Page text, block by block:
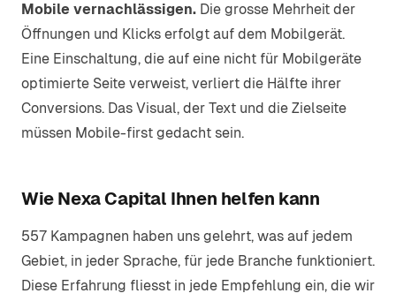
Mobile vernachlässigen. Die grosse Mehrheit der
Öffnungen und Klicks erfolgt auf dem Mobilgerät.
Eine Einschaltung, die auf eine nicht für Mobilgeräte
optimierte Seite verweist, verliert die Hälfte ihrer
Conversions. Das Visual, der Text und die Zielseite
müssen Mobile-first gedacht sein.
Wie Nexa Capital Ihnen helfen kann
557 Kampagnen haben uns gelehrt, was auf jedem
Gebiet, in jeder Sprache, für jede Branche funktioniert.
Diese Erfahrung fliesst in jede Empfehlung ein, die wir